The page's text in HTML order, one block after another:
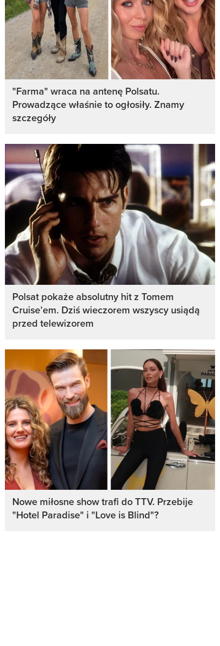
"Farma" wraca na antenę Polsatu.
Prowadzące właśnie to ogłosiły. Znamy
szczegóły
Polsat pokaże absolutny hit z Tomem
Cruise’em. Dziś wieczorem wszyscy usiądą
przed telewizorem
Nowe miłosne show trafi do TTV. Przebije
"Hotel Paradise" i "Love is Blind"?